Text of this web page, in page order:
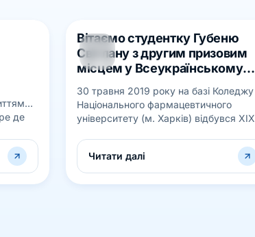
де
04
ЧЕРВ
Вітаємо студентку Губеню
Світлану з другим призовим
місцем у Всеукраїнському
майстерності PANACEA–2019
30 травня 2019 року на базі Коледжу
Національного фармацевтичного
університету (м. Харків) відбувся XІХ
майстерності серед випускників
медичних т...
Читати далі